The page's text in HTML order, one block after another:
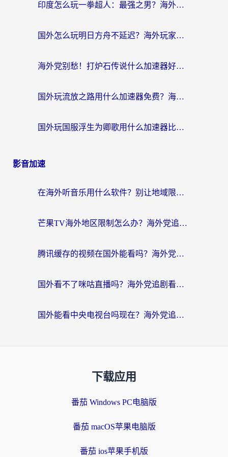
印度怎么玩一拳超人：最强之男？海外党国服游戏加速避坑指南
国外怎么玩明日方舟不延迟？海外玩家国服游戏加速终极指南（附DNF梦幻诛仙解决方案）
海外党别愁！打炉石传说什么加速器好用？3个实用技巧解决国服游戏卡顿
国外玩流放之路用什么加速器免费？海外党亲测有效的国服游戏加速指南
国外玩国服浮生为卿歌用什么加速器比较好？海外党亲测不踩坑指南
影音加速
在海外听音乐用什么软件？别让地域限制断了你的华语歌单
芒果TV海外地区限制怎么办？海外党追剧看片的实用加速器选择指南
腾讯缓存的视频在国外能看吗？海外党追剧看片的终极解决方案
国外看不了咪咕直播吗？海外党追剧看片的加速器选择指南
国外能看中央电视台吗现在？海外党追剧看央视的实用指南
下载应用
番茄 Windows PC电脑版
番茄 macOS苹果电脑版
番茄 ios苹果手机版